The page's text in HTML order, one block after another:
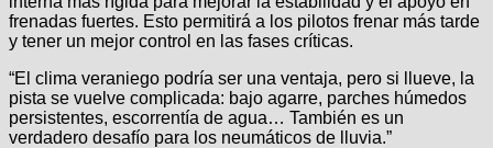
frenadas fuertes. Esto permitirá a los pilotos frenar más tarde
y tener un mejor control en las fases críticas.
“El clima veraniego podría ser una ventaja, pero si llueve, la
pista se vuelve complicada: bajo agarre, parches húmedos
persistentes, escorrentía de agua… También es un
verdadero desafío para los neumáticos de lluvia.”